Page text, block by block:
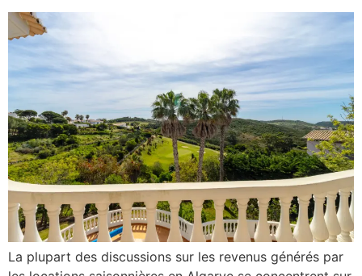
La plupart des discussions sur les revenus générés par